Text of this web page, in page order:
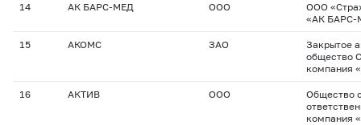
14 АК БАРС-МЕД ООО
ООО
«АК БАРС-
15 АКОМС ЗАО
Закрытое
общество
компания
16 АКТИВ ООО
Общество
компания